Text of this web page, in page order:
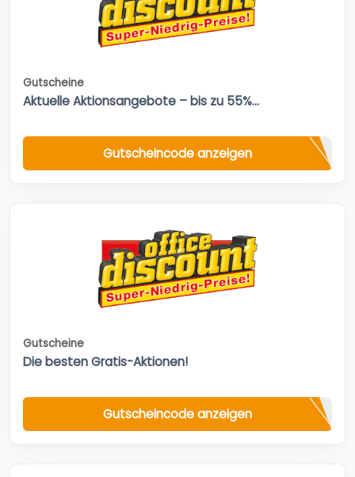
Gutscheine
Aktuelle Aktionsangebote – bis zu 55%...
Gutscheincode anzeigen
Gutscheine
Die besten Gratis-Aktionen!
Gutscheincode anzeigen